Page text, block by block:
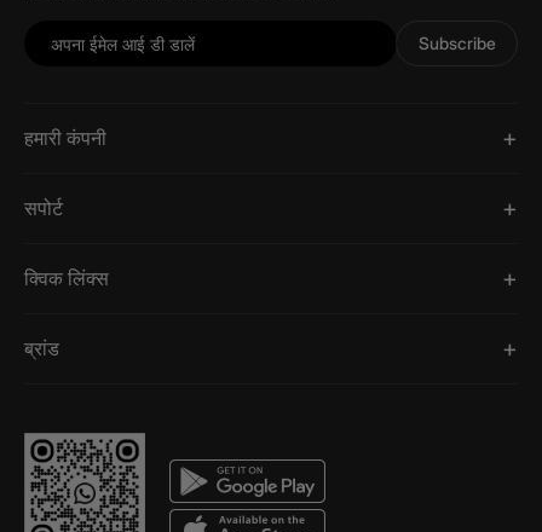
Subscribe
हमारी कंपनी
सपोर्ट
क्विक लिंक्स
ब्रांड